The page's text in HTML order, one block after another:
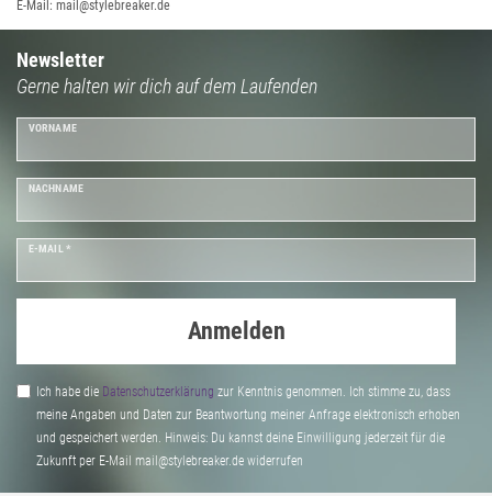
E-Mail: mail@stylebreaker.de
Newsletter
Gerne halten wir dich auf dem Laufenden
VORNAME
NACHNAME
E-MAIL *
Anmelden
Ich habe die Daten­schutz­erklärung zur Kenntnis genommen. Ich stimme zu, dass
meine Angaben und Daten zur Beantwortung meiner Anfrage elektronisch erhoben
und gespeichert werden. Hinweis: Du kannst deine Einwilligung jederzeit für die
Zukunft per E-Mail mail@stylebreaker.de widerrufen